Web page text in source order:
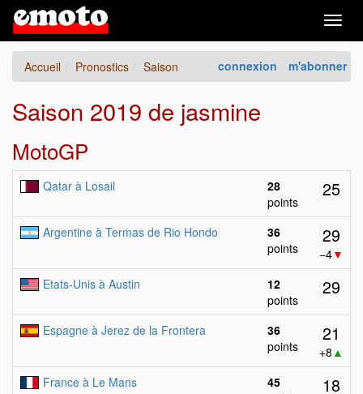
connexion m'abonner
Accueil Pronostics Saison
Saison 2019 de jasmine
MotoGP
Qatar à Losail
28
points
25
Argentine à Termas de Rio Hondo
36
points
29
−4▼
Etats-Unis à Austin
12
points
29
Espagne à Jerez de la Frontera
36
points
21
+8 ▲
France à Le Mans
45
18